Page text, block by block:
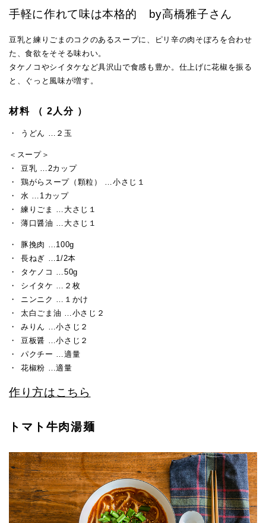
手軽に作れて味は本格的 by高橋雅子さん
豆乳と練りごまのコクのあるスープに、ピリ辛の肉そぼろを合わせ
た、食欲をそそる味わい。
タケノコやシイタケなど具沢山で食感も豊か。仕上げに花椒を振る
と、ぐっと風味が増す。
材料 （ 2人分 ）
うどん …２玉
＜スープ＞
豆乳 …2カップ
鶏がらスープ（顆粒） …小さじ１
水 …1カップ
練りごま …大さじ１
薄口醤油 …大さじ１
豚挽肉 …100g
長ねぎ …1/2本
タケノコ …50g
シイタケ …２枚
ニンニク …１かけ
太白ごま油 …小さじ２
みりん …小さじ２
豆板醤 …小さじ２
パクチー …適量
花椒粉 …適量
作り方はこちら
トマト牛肉湯麺